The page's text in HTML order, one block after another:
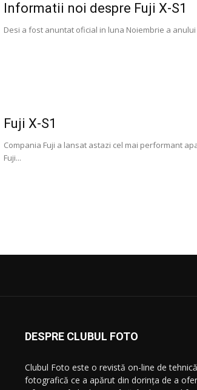
Informatii noi despre Fuji X-S1
Desi a fost anuntat oficial in luna Noiembrie a
Fuji X-S1
Compania Fuji a lansat astazi cel mai performant
Fuji...
DESPRE CLUBUL FOTO
Clubul Foto este o revistă on-line de
fotografică ce a apărut din dorința de a